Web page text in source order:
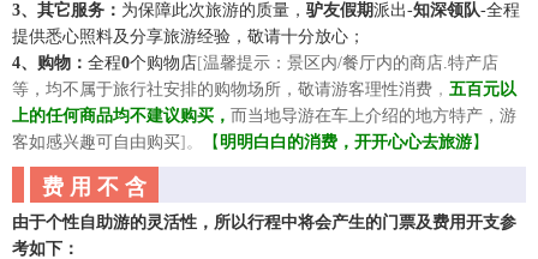
3、其它服务： 为保障此次旅游的质量， 驴友假期派出-知深领队-全程
提供悉心照料及分享旅游经验，敬请十分放心 ；
4、购物： 全程0个购物店[温馨提示：景区内/餐厅内的商店.特产店
等，均不属于旅行社安排的购物场所，敬请游客理性消费 ， 五百元以
上的任何商品均不建议购买， 而当地导游在车上介绍的地方特产，游
客如感兴趣可自由购买]。 【 明明白白的消费，开开心心去旅游】
费 用 不 含
由于个性自助游的灵活性，所以行程中将会产生的门票及费用开支参
考如下 ：